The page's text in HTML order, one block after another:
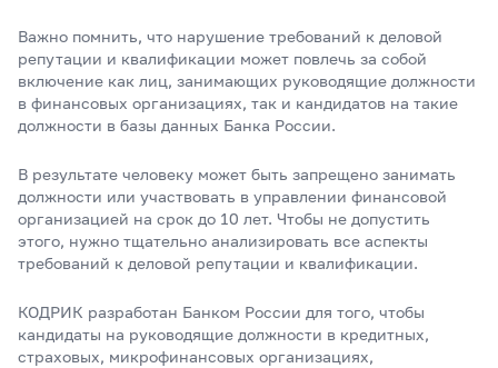
Важно помнить, что нарушение требований к деловой
репутации и квалификации может повлечь за собой
включение как лиц, занимающих руководящие должности
в финансовых организациях, так и кандидатов на такие
должности в базы данных Банка России.
В результате человеку может быть запрещено занимать
должности или участвовать в управлении финансовой
организацией на срок до 10 лет. Чтобы не допустить
этого, нужно тщательно анализировать все аспекты
требований к деловой репутации и квалификации.
КОДРИК разработан Банком России для того, чтобы
кандидаты на руководящие должности в кредитных,
страховых, микрофинансовых организациях,